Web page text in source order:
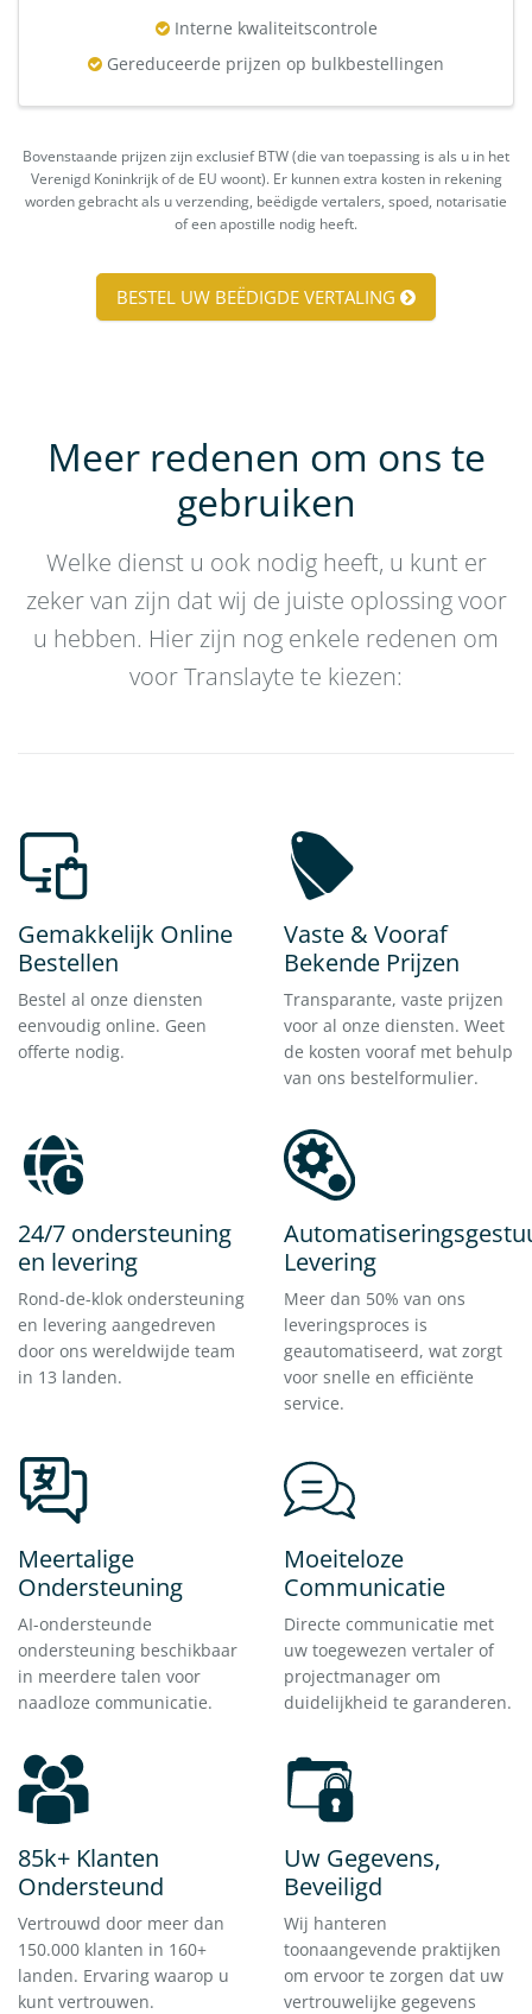
Interne kwaliteitscontrole
Gereduceerde prijzen op bulkbestellingen
Bovenstaande prijzen zijn exclusief BTW (die van toepassing is als u in het
Verenigd Koninkrijk of de EU woont). Er kunnen extra kosten in rekening
worden gebracht als u verzending, beëdigde vertalers, spoed, notarisatie
of een apostille nodig heeft.
BESTEL UW BEËDIGDE VERTALING
Meer redenen om ons te
gebruiken
Welke dienst u ook nodig heeft, u kunt er
zeker van zijn dat wij de juiste oplossing voor
u hebben. Hier zijn nog enkele redenen om
voor Translayte te kiezen:
Gemakkelijk Online
Bestellen
Bestel al onze diensten
eenvoudig online. Geen
offerte nodig.
Vaste & Vooraf
Bekende Prijzen
Transparante, vaste prijzen
voor al onze diensten. Weet
de kosten vooraf met behulp
van ons bestelformulier.
24/7 ondersteuning
en levering
Rond-de-klok ondersteuning
en levering aangedreven
door ons wereldwijde team
in 13 landen.
Levering
Meer dan 50% van ons
leveringsproces is
geautomatiseerd, wat zorgt
voor snelle en efficiënte
service.
Meertalige
Ondersteuning
AI-ondersteunde
ondersteuning beschikbaar
in meerdere talen voor
naadloze communicatie.
Moeiteloze
Communicatie
Directe communicatie met
uw toegewezen vertaler of
projectmanager om
duidelijkheid te garanderen.
85k+ Klanten
Ondersteund
Vertrouwd door meer dan
150.000 klanten in 160+
landen. Ervaring waarop u
kunt vertrouwen.
Uw Gegevens,
Beveiligd
Wij hanteren
toonaangevende praktijken
om ervoor te zorgen dat uw
vertrouwelijke gegevens